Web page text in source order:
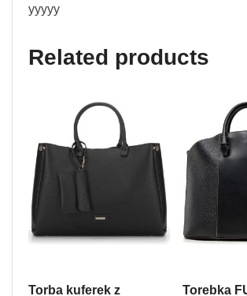
yyyyy
Related products
Torba kuferek z Torebka